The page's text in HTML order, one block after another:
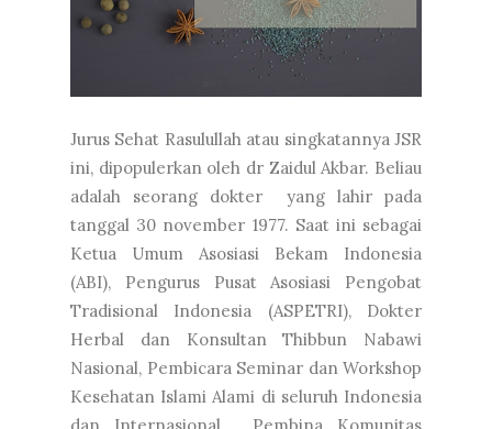
Jurus Sehat Rasulullah atau singkatannya JSR
ini, dipopulerkan oleh dr Zaidul Akbar. Beliau
adalah seorang dokter yang lahir pada
tanggal 30 november 1977. Saat ini sebagai
Ketua Umum Asosiasi Bekam Indonesia
(ABI), Pengurus Pusat Asosiasi Pengobat
Tradisional Indonesia (ASPETRI), Dokter
Herbal dan Konsultan Thibbun Nabawi
Nasional, Pembicara Seminar dan Workshop
Kesehatan Islami Alami di seluruh Indonesia
dan Internasional , Pembina Komunitas